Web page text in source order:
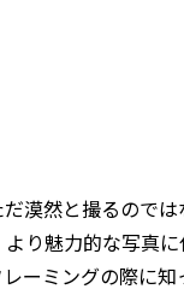
漠然と撮るのでは
り魅力的な写真に
ーミングの際に知